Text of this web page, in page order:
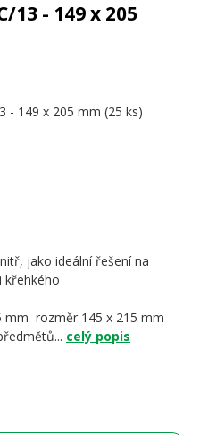
- 149 x 205
jako ideální řešení na
křehkého
mm rozměr 145 x 215 mm
celý popis